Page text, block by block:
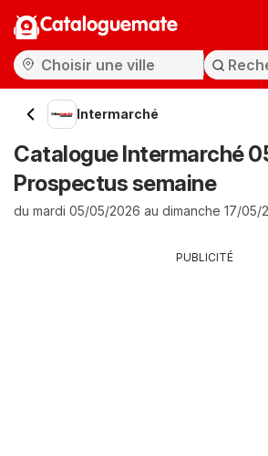
Cataloguemate
Intermarché
Catalogue Intermarché
Prospectus semaine
du mardi 05/05/2026 au dimanche 17/05/
PUBLICITÉ